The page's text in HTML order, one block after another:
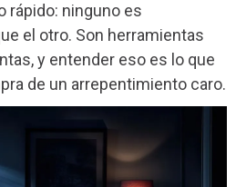
rápido: ninguno es
el otro. Son herramientas
y entender eso es lo que
de un arrepentimiento caro.